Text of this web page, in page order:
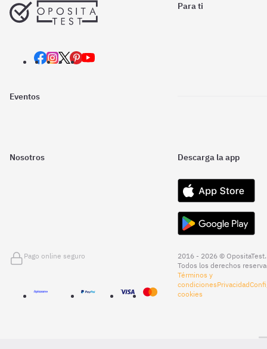
Para ti
Eventos
Nosotros Descarga la app
Pago online seguro
2016 - 2026 © OpositaTest.
Todos los derechos
Términos y
condicionesPrivacidad
cookies